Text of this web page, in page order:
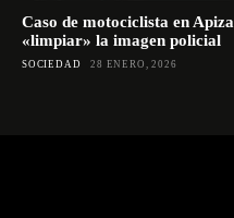
Caso de motociclista en
«limpiar» la imagen policial
SOCIEDAD 28 ENERO, 2026